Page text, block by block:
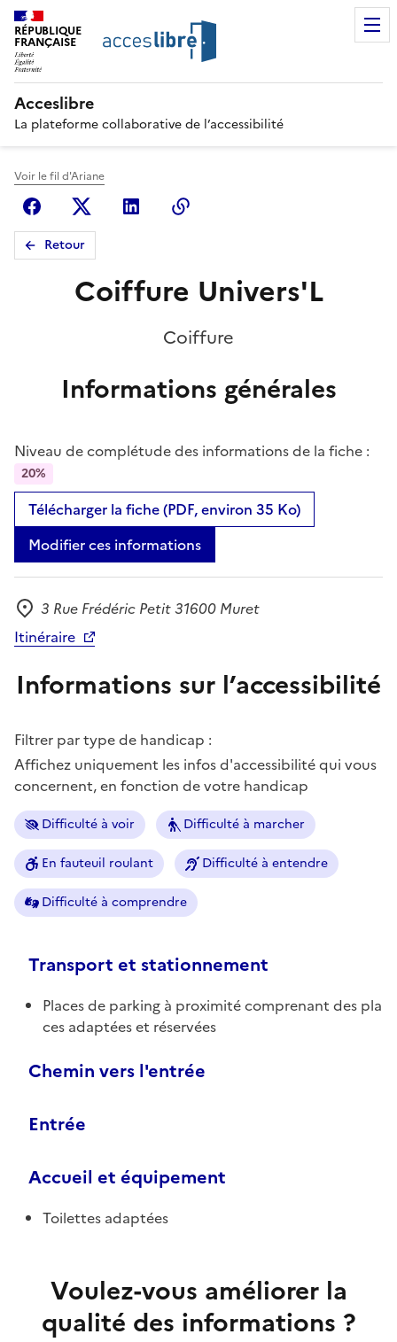
RÉPUBLIQUE
FRANÇAISE
Acceslibre
La plateforme collaborative de l’accessibilité
Voir le fil d'Ariane
FacebookX (anciennement Twitter)
Linkedin
Retour
Coiffure Univers'L
Coiffure
Informations générales
Niveau de complétude des informations de la fiche :
20%
Télécharger la fiche (PDF, environ 35 Ko)
Modifier ces informations
Adresse
3 Rue Frédéric Petit 31600 Muret
Itinéraire
Informations sur l’accessibilité
Filtrer par type de handicap :
Affichez uniquement les infos d'accessibilité qui vous
concernent, en fonction de votre handicap
Difficulté à voir Difficulté à marcher
En fauteuil roulant Difficulté à entendre
Difficulté à comprendre
Transport et stationnement
Places de parking à proximité comprenant des pla
ces adaptées et réservées
Chemin vers l'entrée
Entrée
Accueil et équipement
Toilettes adaptées
Voulez-vous améliorer la
qualité des informations ?